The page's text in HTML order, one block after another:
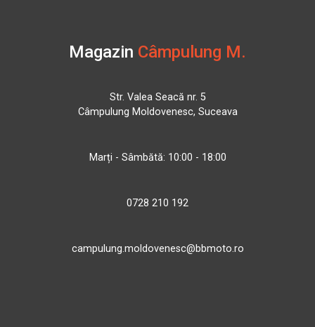
Magazin Câmpulung M.
Str. Valea Seacă nr. 5
Câmpulung Moldovenesc, Suceava
Marți - Sâmbătă: 10:00 - 18:00
0728 210 192
campulung.moldovenesc@bbmoto.ro